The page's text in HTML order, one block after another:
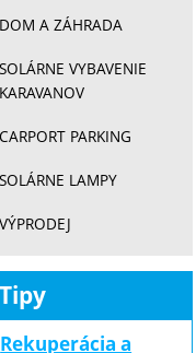
DOM A ZÁHRADA
SOLÁRNE VYBAVENIE
KARAVANOV
CARPORT PARKING
SOLÁRNE LAMPY
VÝPRODEJ
Tipy
Rekuperácia a